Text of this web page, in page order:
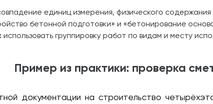
единиц измерения, физического
бетонной подготовки» и «бетонирование
использовать группировку работ по видам и месту
Пример из практики: проверка
документации на строительство